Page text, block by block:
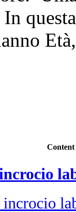
Content